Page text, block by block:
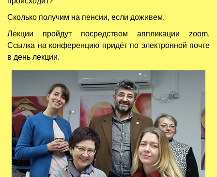
Сколько получим на пенсии, если доживем.
Лекции пройдут посредством аппликации zoom.
Ссылка на конференцию придёт по электронной почте
в день лекции.